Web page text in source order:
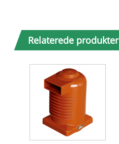
Relaterede produkter